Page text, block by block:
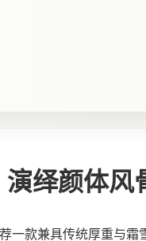
绎颜体风
一款兼具传统厚重与